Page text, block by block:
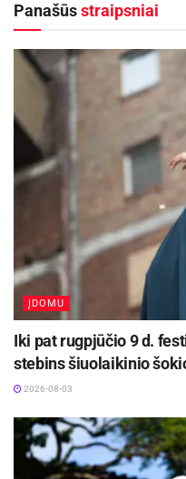
pažeidimams
tūkst. transporto
savaitę Kauno
nustatė 16 neblaivių
kurie transporto
tam teisės, 106
naudojosi mobiliojo
chuliganiško
Aktualios naujienos
Kauno
2026-08-07
Santakoje
2026-08-05
Panašūsstraipsniai
ĮDOMU
Iki pat rugpjūčio 9 d.
stebins šiuolaikinio
2026-08-03